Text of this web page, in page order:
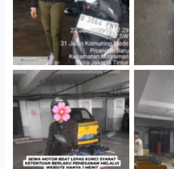
Cityplaza Jatinegara